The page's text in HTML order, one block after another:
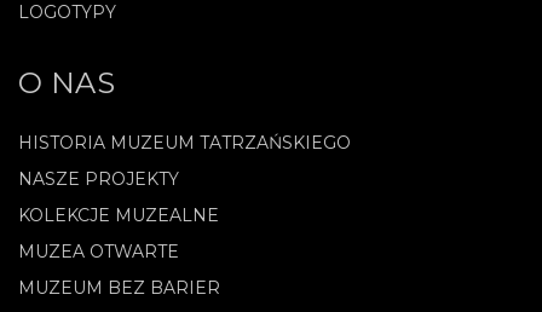
LOGOTYPY
O NAS
HISTORIA MUZEUM TATRZAŃSKIEGO
NASZE PROJEKTY
KOLEKCJE MUZEALNE
MUZEA OTWARTE
MUZEUM BEZ BARIER